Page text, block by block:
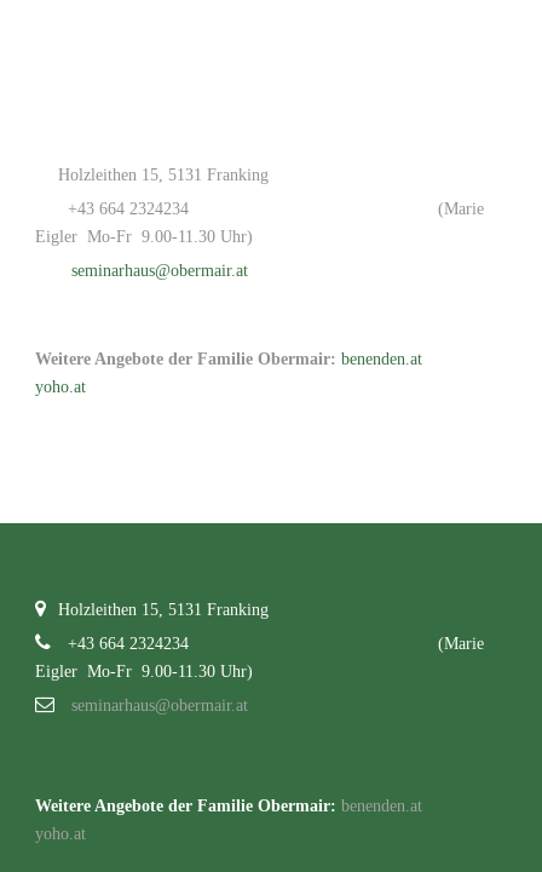
Holzleithen 15, 5131 Franking
+43 664 2324234
(Marie
Eigler Mo-Fr 9.00-11.30 Uhr)
seminarhaus@obermair.at
Weitere Angebote der Familie Obermair: benenden.at
yoho.at
Holzleithen 15, 5131 Franking
+43 664 2324234
(Marie
Eigler Mo-Fr 9.00-11.30 Uhr)
seminarhaus@obermair.at
Weitere Angebote der Familie Obermair: benenden.at
yoho.at